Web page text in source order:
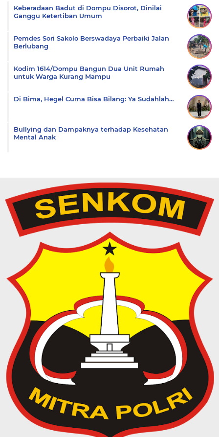
Keberadaan Badut di Dompu Disorot, Dinilai
Ganggu Ketertiban Umum
Pemdes Sori Sakolo Berswadaya Perbaiki Jalan
Berlubang
Kodim 1614/Dompu Bangun Dua Unit Rumah
untuk Warga Kurang Mampu
Di Bima, Hegel Cuma Bisa Bilang: Ya Sudahlah…
Bullying dan Dampaknya terhadap Kesehatan
Mental Anak